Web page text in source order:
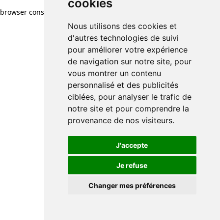
cookies
Nous utilisons des cookies et
d'autres technologies de suivi
pour améliorer votre expérience
de navigation sur notre site, pour
vous montrer un contenu
personnalisé et des publicités
ciblées, pour analyser le trafic de
notre site et pour comprendre la
provenance de nos visiteurs.
J'accepte
Je refuse
Changer mes préférences
browser console for more information)